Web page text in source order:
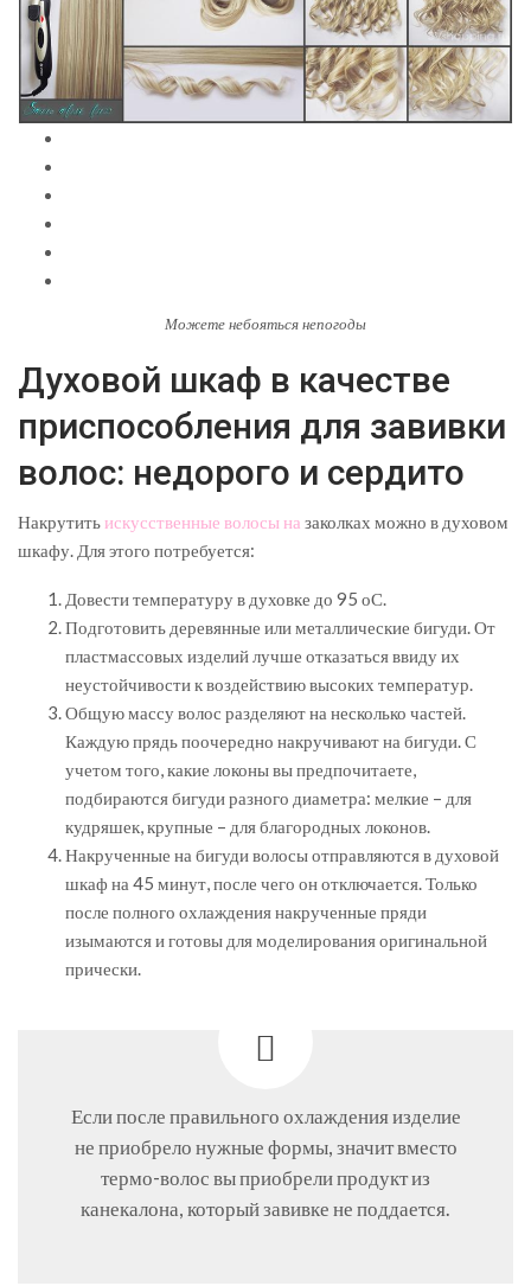
Можете небояться непогоды
Духовой шкаф в качестве
приспособления для завивки
волос: недорого и сердито
Накрутитьискусственные волосы на заколках можно в духовом
шкафу. Для этого потребуется:
Довести температуру в духовке до 95 оС.
Подготовить деревянные или металлические бигуди. От
пластмассовых изделий лучше отказаться ввиду их
неустойчивости к воздействию высоких температур.
Общую массу волос разделяют на несколько частей.
Каждую прядь поочередно накручивают на бигуди. С
учетом того, какие локоны вы предпочитаете,
подбираются бигуди разного диаметра: мелкие – для
кудряшек, крупные – для благородных локонов.
Накрученные на бигуди волосы отправляются в духовой
шкаф на 45 минут, после чего он отключается. Только
после полного охлаждения накрученные пряди
изымаются и готовы для моделирования оригинальной
прически.
Если после правильного охлаждения изделие
не приобрело нужные формы, значит вместо
термо-волос вы приобрели продукт из
канекалона, который завивке не поддается.